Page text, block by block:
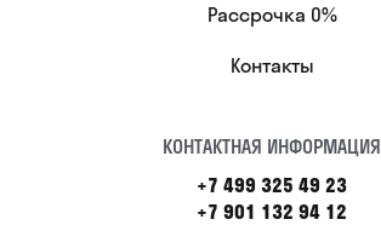
Рассрочка 0%
Контакты
КОНТАКТНАЯ ИНФОРМАЦИЯ
+7 499 325 49 23
+7 901 132 94 12